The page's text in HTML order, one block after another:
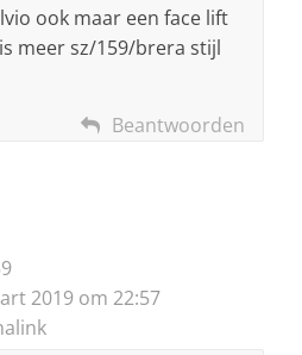
ook maar een face lift
meer sz/159/brera stijl
Beantwoorden
2019 om 22:57